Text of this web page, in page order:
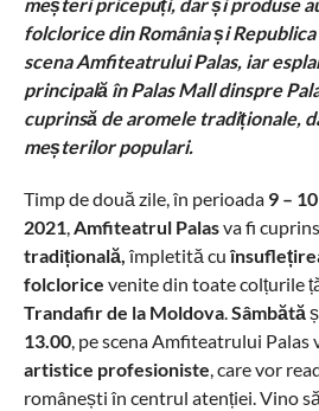
folclorice din România și
scena Amfiteatrului Palas, iar
principală în Palas Mall dinspre
cuprinsă de aromele tradiționale,
meșterilor populari.
Timp de două zile, în perioada 9 –
2021,Amfiteatrul Palasva fi
tradițională, împletită cu
folclorice venite din toate colțurile
Trandafir de la Moldova.Sâmbătă
13.00, pe scena Amfiteatrului Palas
artistice profesioniste, care vor
românești în centrul atenției. Vino